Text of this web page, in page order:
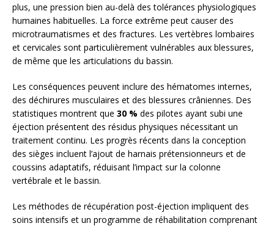
plus, une pression bien au-delà des tolérances physiologiques
humaines habituelles. La force extrême peut causer des
microtraumatismes et des fractures. Les vertèbres lombaires
et cervicales sont particulièrement vulnérables aux blessures,
de même que les articulations du bassin.
Les conséquences peuvent inclure des hématomes internes,
des déchirures musculaires et des blessures crâniennes. Des
statistiques montrent que 30 % des pilotes ayant subi une
éjection présentent des résidus physiques nécessitant un
traitement continu. Les progrès récents dans la conception
des sièges incluent l’ajout de harnais prétensionneurs et de
coussins adaptatifs, réduisant l’impact sur la colonne
vertébrale et le bassin.
Les méthodes de récupération post-éjection impliquent des
soins intensifs et un programme de réhabilitation comprenant